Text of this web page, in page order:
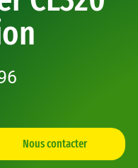
Nous contacter